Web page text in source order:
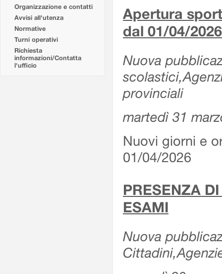
Organizzazione e contatti
Avvisi all'utenza
Normative
Turni operativi
Richiesta
informazioni/Contatta
l'ufficio
Apertura
dal 01/04/2026
Nuova
provinciali
martedì 31
Nuovi giorni e
01/04/2026
PRESENZA
ESAMI
Nuova